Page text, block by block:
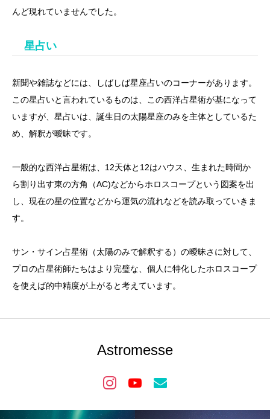
んど現れていませんでした。
星占い
新聞や雑誌などには、しばしば星座占いのコーナーがあります。
この星占いと言われているものは、この西洋占星術が基になって
いますが、星占いは、誕生日の太陽星座のみを主体としているた
め、解釈が曖昧です。
一般的な西洋占星術は、12天体と12はハウス、生まれた時間か
ら割り出す東の方角（AC)などからホロスコープという図案を出
し、現在の星の位置などから運気の流れなどを読み取っていきま
す。
サン・サイン占星術（太陽のみで解釈する）の曖昧さに対して、
プロの占星術師たちはより完璧な、個人に特化したホロスコープ
を使えば的中精度が上がると考えています。
Astromesse